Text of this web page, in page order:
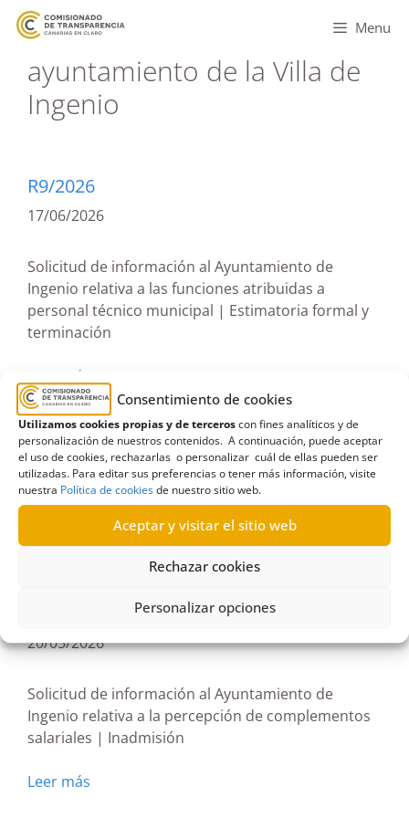
Consentimiento de cookies
Utilizamos cookies propias y de terceroscon fines analíticos y de
personalización de nuestros contenidos. A continuación, puede aceptar
el uso de cookies, rechazarlas o personalizar cuál de ellas pueden ser
utilizadas. Para editar sus preferencias o tener más información, visite
nuestra Política de cookiesde nuestro sitio web.
Aceptar y visitar el sitio web
Rechazar cookies
Personalizar opciones
Menu
ayuntamiento de la Villa de
Ingenio
R9/2026
17/06/2026
Solicitud de información al Ayuntamiento de
Ingenio relativa a las funciones atribuidas a
personal técnico municipal | Estimatoria formal y
terminación
Leer más
ayuntamiento de la Villa de Ingenio,
Ayuntamientos,Estimatoria formal y terminación,
Información en materia de empleo en el sector
público
20/05/2026
Solicitud de información al Ayuntamiento de
Ingenio relativa a la percepción de complementos
salariales | Inadmisión
Leer más